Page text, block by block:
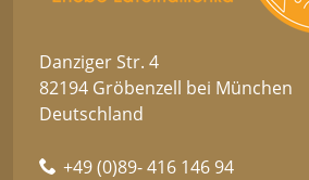
Danziger Str. 4
82194 Gröbenzell bei München
Deutschland
+49 (0)89- 416 146 94